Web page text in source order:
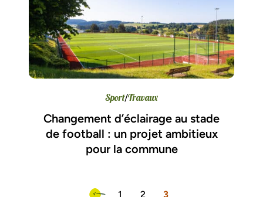
Sport/Travaux
Changement d’éclairage au stade
de football : un projet ambitieux
pour la commune
1 2 3